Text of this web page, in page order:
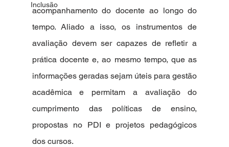
Inclusão
acompanhamento do docente ao longo do
tempo. Aliado a isso, os instrumentos de
avaliação devem ser capazes de refletir a
prática docente e, ao mesmo tempo, que as
informações geradas sejam úteis para gestão
acadêmica e permitam a avaliação do
cumprimento das políticas de ensino,
propostas no PDI e projetos pedagógicos
dos cursos.